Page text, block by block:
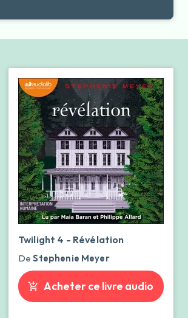
Twilight 4 - Révélation
DeStephenie Meyer
Acheter ce livre audio